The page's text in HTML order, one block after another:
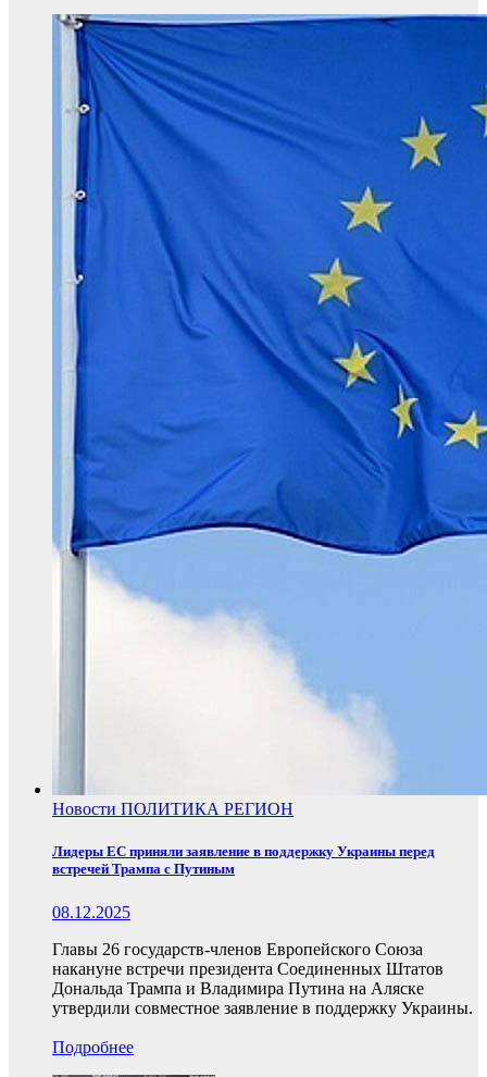
Новости ПОЛИТИКА РЕГИОН
Лидеры ЕС приняли заявление в поддержку Украины перед
встречей Трампа с Путиным
08.12.2025
Главы 26 государств-членов Европейского Союза
накануне встречи президента Соединенных Штатов
Дональда Трампа и Владимира Путина на Аляске
утвердили совместное заявление в поддержку Украины.
Подробнее